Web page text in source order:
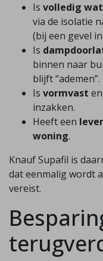
Is volledig
via de isolatie
(bij een gevel
Is
binnen naar
blijft “ademen”.
Is vormvast
inzakken.
Heeft een
woning.
Knauf Supafil is
dat eenmalig wordt
vereist.